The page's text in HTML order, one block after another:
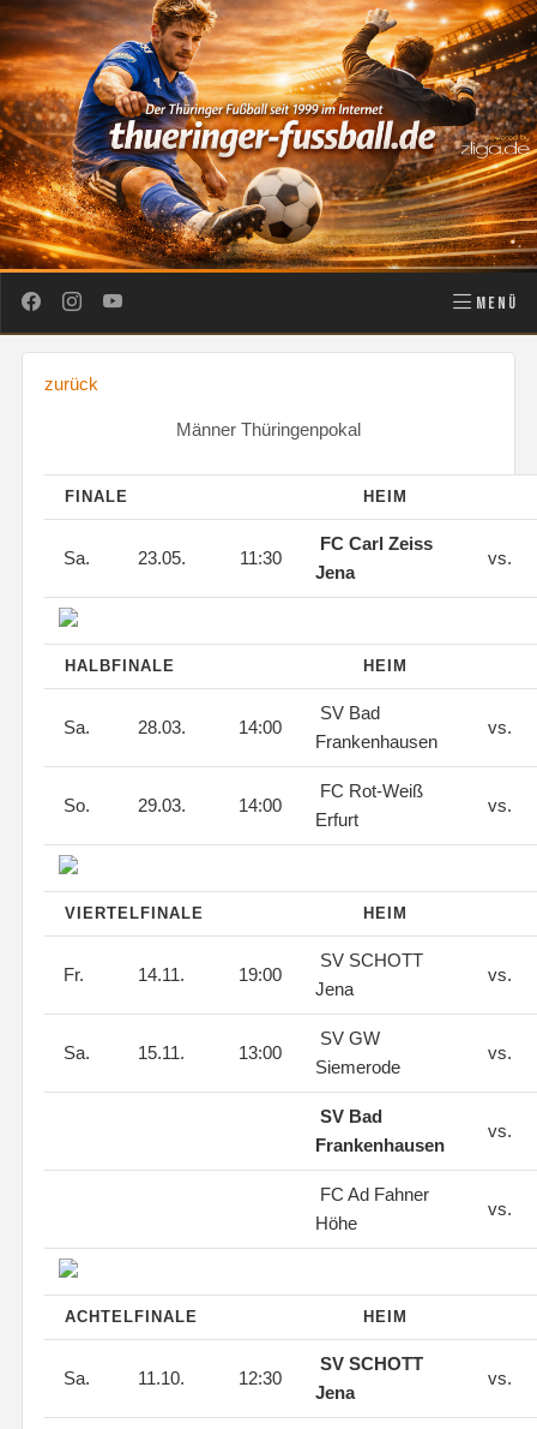
MENÜ
zurück
Männer Thüringenpokal
FINALE HEIM
Sa. 23.05. 11:30
FC Carl Zeiss
Jena
vs.
HALBFINALE HEIM
Sa. 28.03. 14:00
SV Bad
Frankenhausen
vs.
So. 29.03. 14:00
FC Rot-Weiß
Erfurt
vs.
VIERTELFINALE HEIM
Fr. 14.11. 19:00
SV SCHOTT
Jena
vs.
Sa. 15.11. 13:00
SV GW
Siemerode
vs.
SV Bad
Frankenhausen
vs.
FC Ad Fahner
Höhe
vs.
ACHTELFINALE HEIM
Sa. 11.10. 12:30
SV SCHOTT
Jena
vs.